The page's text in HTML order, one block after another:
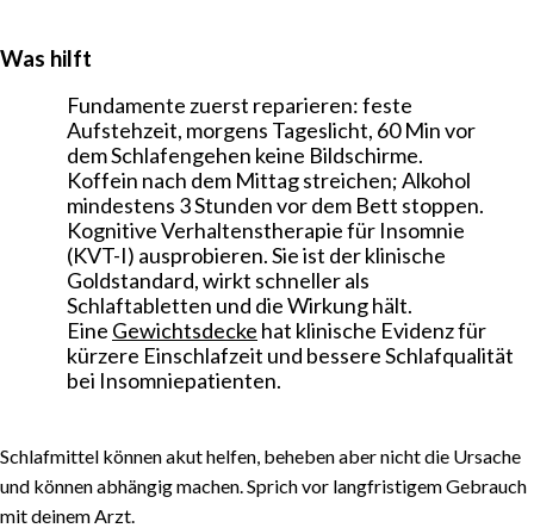
Was hilft
Fundamente zuerst reparieren: feste
Aufstehzeit, morgens Tageslicht, 60 Min vor
dem Schlafengehen keine Bildschirme.
Koffein nach dem Mittag streichen; Alkohol
mindestens 3 Stunden vor dem Bett stoppen.
Kognitive Verhaltenstherapie für Insomnie
(KVT-I) ausprobieren. Sie ist der klinische
Goldstandard, wirkt schneller als
Schlaftabletten und die Wirkung hält.
Eine Gewichtsdecke hat klinische Evidenz für
kürzere Einschlafzeit und bessere Schlafqualität
bei Insomniepatienten.
Schlafmittel können akut helfen, beheben aber nicht die Ursache
und können abhängig machen. Sprich vor langfristigem Gebrauch
mit deinem Arzt.